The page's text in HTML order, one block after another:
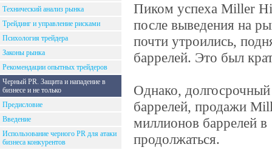
Технический анализ рынка
Трейдинг и управление рисками
Психология трейдера
Законы рынка
Рекомендации опытных трейдеров
Черный PR. Защита и нападение в
бизнесе и не только
Предисловие
Введение
Использование черного PR для атаки
бизнеса конкурентов
Пиком успеха Miller
после выведения на
почти утроились,
баррелей. Это был
Однако,
баррелей, продажи
миллионов баррелей
продолжаться.